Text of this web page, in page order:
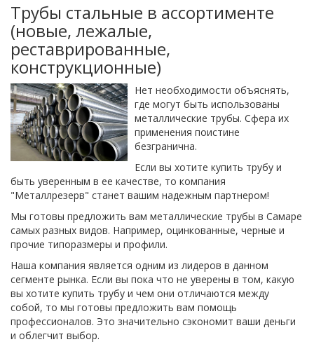
Трубы стальные в ассортименте
(новые, лежалые,
реставрированные,
конструкционные)
Нет необходимости объяснять,
где могут быть использованы
металлические трубы. Сфера их
применения поистине
безгранична.
Если вы хотите купить трубу и
быть уверенным в ее качестве, то компания
"Металлрезерв" станет вашим надежным партнером!
Мы готовы предложить вам металлические трубы в Самаре
самых разных видов. Например, оцинкованные, черные и
прочие типоразмеры и профили.
Наша компания является одним из лидеров в данном
сегменте рынка. Если вы пока что не уверены в том, какую
вы хотите купить трубу и чем они отличаются между
собой, то мы готовы предложить вам помощь
профессионалов. Это значительно сэкономит ваши деньги
и облегчит выбор.